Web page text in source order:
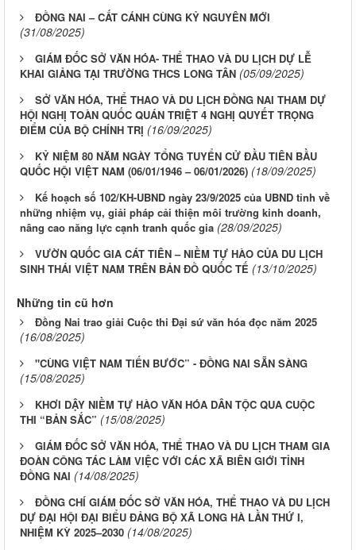
ĐỒNG NAI – CẤT CÁNH CÙNG KỶ NGUYÊN MỚI
(31/08/2025)
GIÁM ĐỐC SỞ VĂN HÓA- THỂ THAO VÀ DU LỊCH DỰ LỄ
KHAI GIẢNG TẠI TRƯỜNG THCS LONG TÂN (05/09/2025)
SỞ VĂN HÓA, THỂ THAO VÀ DU LỊCH ĐỒNG NAI THAM DỰ
HỘI NGHỊ TOÀN QUỐC QUÁN TRIỆT 4 NGHỊ QUYẾT TRỌNG
ĐIỂM CỦA BỘ CHÍNH TRỊ (16/09/2025)
KỶ NIỆM 80 NĂM NGÀY TỔNG TUYỂN CỬ ĐẦU TIÊN BẦU
QUỐC HỘI VIỆT NAM (06/01/1946 – 06/01/2026) (18/09/2025)
Kế hoạch số 102/KH-UBND ngày 23/9/2025 của UBND tỉnh về
những nhiệm vụ, giải pháp cải thiện môi trường kinh doanh,
nâng cao năng lực cạnh tranh quốc gia (28/09/2025)
VƯỜN QUỐC GIA CÁT TIÊN – NIỀM TỰ HÀO CỦA DU LỊCH
SINH THÁI VIỆT NAM TRÊN BẢN ĐỒ QUỐC TẾ (13/10/2025)
Những tin cũ hơn
Đồng Nai trao giải Cuộc thi Đại sứ văn hóa đọc năm 2025
(16/08/2025)
"CÙNG VIỆT NAM TIẾN BƯỚC” - ĐỒNG NAI SẴN SÀNG
(15/08/2025)
KHƠI DẬY NIỀM TỰ HÀO VĂN HÓA DÂN TỘC QUA CUỘC
THI “BẢN SẮC” (15/08/2025)
GIÁM ĐỐC SỞ VĂN HÓA, THỂ THAO VÀ DU LỊCH THAM GIA
ĐOÀN CÔNG TÁC LÀM VIỆC VỚI CÁC XÃ BIÊN GIỚI TỈNH
ĐỒNG NAI (14/08/2025)
ĐỒNG CHÍ GIÁM ĐỐC SỞ VĂN HÓA, THỂ THAO VÀ DU LỊCH
DỰ ĐẠI HỘI ĐẠI BIỂU ĐẢNG BỘ XÃ LONG HÀ LẦN THỨ I,
NHIỆM KỲ 2025–2030 (14/08/2025)